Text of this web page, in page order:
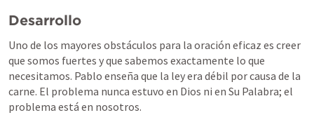
Desarrollo
Uno de los mayores obstáculos para la oración eficaz es creer
que somos fuertes y que sabemos exactamente lo que
necesitamos. Pablo enseña que la ley era débil por causa de la
carne. El problema nunca estuvo en Dios ni en Su Palabra; el
problema está en nosotros.